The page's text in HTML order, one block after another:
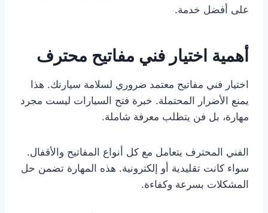
على أفضل خدمة.
أهمية اختيار فني مفاتيح محترف
اختيار فني مفاتيح معتمد ضروري لسلامة سيارتك. هذا
يمنع الأضرار المحتملة. خبرة فتح السيارات ليست مجرد
مهارة، بل فن يتطلب معرفة شاملة.
الفني المحترف يتعامل مع كل أنواع المفاتيح والأقفال.
سواء كانت تقليدية أو إلكترونية. هذه المهارة تضمن حل
المشكلات بسرعة وكفاءة.